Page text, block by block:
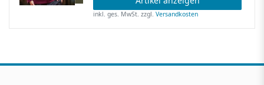
inkl. ges. MwSt. zzgl.Versandkosten